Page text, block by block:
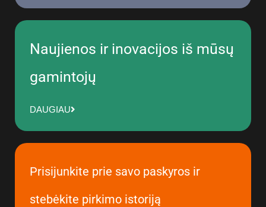
Naujienos ir inovacijos iš mūsų
gamintojų
DAUGIAU
Prisijunkite prie savo paskyros ir
stebėkite pirkimo istoriją